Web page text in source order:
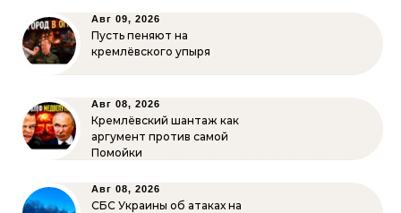
Авг 09, 2026
Пусть пеняют на
кремлёвского упыря
Авг 08, 2026
Кремлёвский шантаж как
аргумент против самой
Помойки
Авг 08, 2026
СБС Украины об атаках на